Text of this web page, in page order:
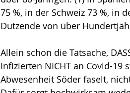
75 %, in der Schweiz 73 %, in
Dutzende von über
Allein schon die Tatsache,
Infizierten NICHT an Covid-19
Abwesenheit Söder faselt,